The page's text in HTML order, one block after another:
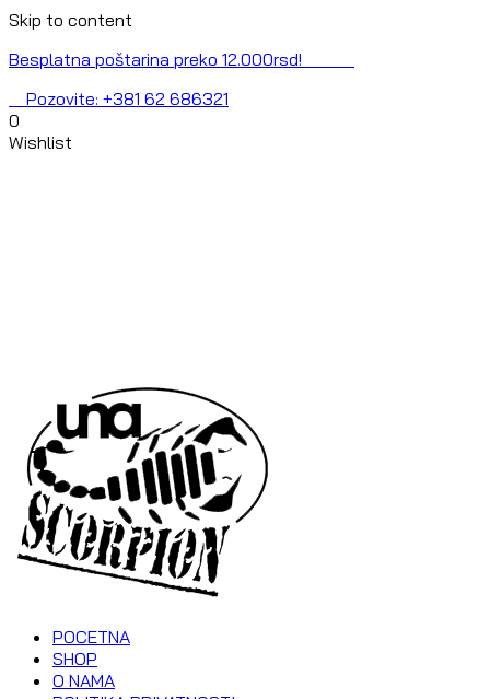
Skip to content
Besplatna poštarina preko 12.000rsd!
Pozovite: +381 62 686321
0
Wishlist
POCETNA
SHOP
O NAMA